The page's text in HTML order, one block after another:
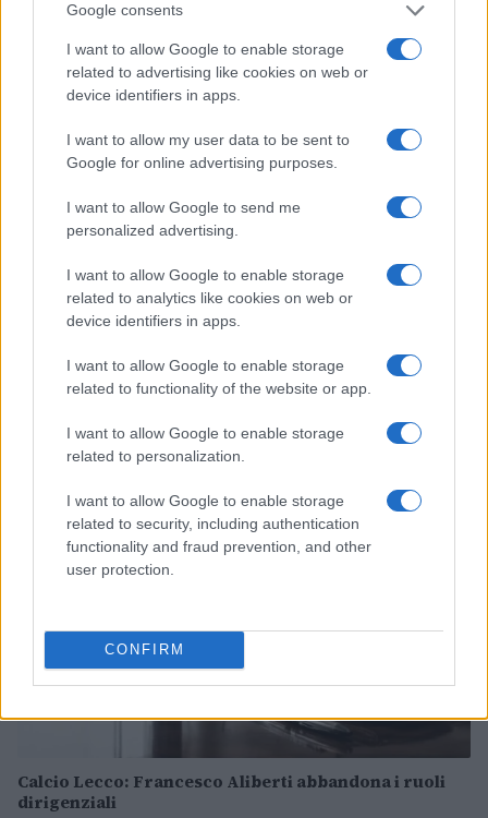
Google consents
I want to allow Google to enable storage
related to advertising like cookies on web or
device identifiers in apps.
I want to allow my user data to be sent to
Google for online advertising purposes.
I want to allow Google to send me
personalized advertising.
I want to allow Google to enable storage
related to analytics like cookies on web or
device identifiers in apps.
I want to allow Google to enable storage
related to functionality of the website or app.
I want to allow Google to enable storage
related to personalization.
I want to allow Google to enable storage
related to security, including authentication
functionality and fraud prevention, and other
user protection.
CONFIRM
Continua a leggere
CALCIO
Venezia FC: il calendario e i dettagli della tournée
Andrea Conforti · 7 Ago 2026
Calcio Lecco: Francesco Aliberti abbandona i ruoli
dirigenziali